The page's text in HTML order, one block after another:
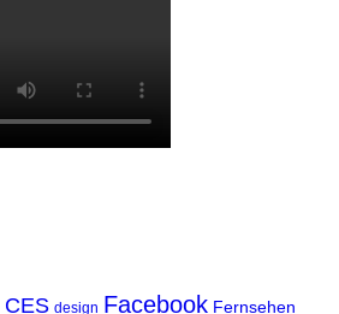
CES design Facebook Fernsehen